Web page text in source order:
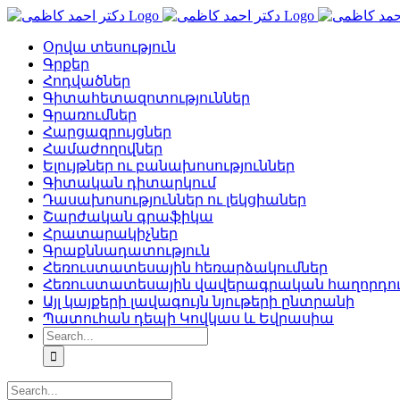
Skip
contentՕրվա տեսություն
Գրքեր
Հոդվածներ
Գիտահետազոտություններ
Գրառումներ
Հարցազրույցներ
Համաժողովներ
Ելույթներ ու բանախոսություններ
Գիտական դիտարկում
Դասախոսություններ ու լեկցիաներ
Շարժական գրաֆիկա
Հրատարակիչներ
Գրաքննադատություն
Հեռուստատեսային հեռարձակումներ
Հեռուստատեսային վավերագրական
Այլ կայքերի լավագույն նյութերի ընտրանի
Պատուհան դեպի Կովկաս և Եվրասիա
Search
for:
Search